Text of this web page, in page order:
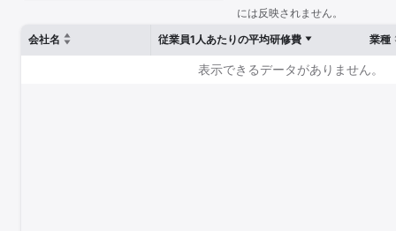
には反映されません。
会社名
従業員1人あたりの平均研修費 業種
表示できるデータがありません。